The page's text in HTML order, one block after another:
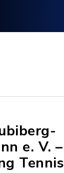
e. V. –
Tennis